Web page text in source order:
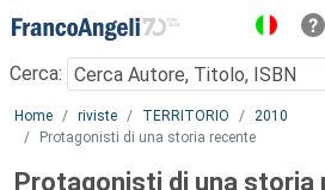
Menu
Cerca:
Main content
Home riviste TERRITORIO
2010
Protagonisti di una storia recente
Protagonisti di una storia